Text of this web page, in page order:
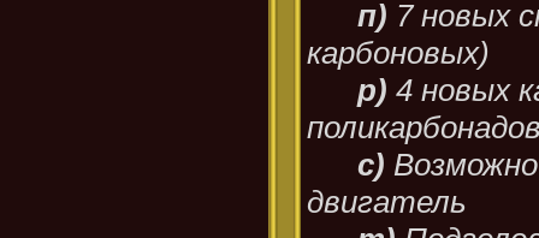
п) 7 новых
карбоновых)
р) 4 новых
с)
двигатель